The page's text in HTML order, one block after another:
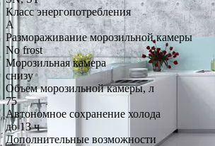
Класс энергопотребления
A
Размораживание морозильной камеры
No frost
Морозильная камера
снизу
Объем морозильной камеры, л
75
Автономное сохранение холода
до 13 ч
Дополнительные возможности